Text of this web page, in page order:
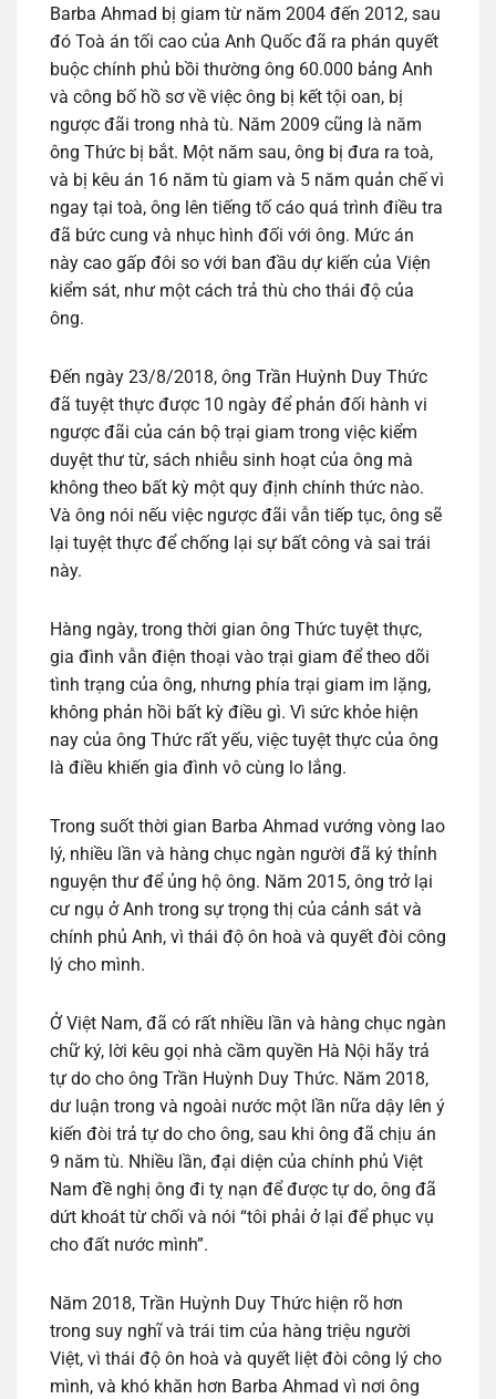
Barba Ahmad bị giam từ năm 2004 đến 2012, sau
đó Toà án tối cao của Anh Quốc đã ra phán quyết
buộc chính phủ bồi thường ông 60.000 bảng Anh
và công bố hồ sơ về việc ông bị kết tội oan, bị
ngược đãi trong nhà tù. Năm 2009 cũng là năm
ông Thức bị bắt. Một năm sau, ông bị đưa ra toà,
và bị kêu án 16 năm tù giam và 5 năm quản chế vì
ngay tại toà, ông lên tiếng tố cáo quá trình điều tra
đã bức cung và nhục hình đối với ông. Mức án
này cao gấp đôi so với ban đầu dự kiến của Viện
kiểm sát, như một cách trả thù cho thái độ của
ông.
Đến ngày 23/8/2018, ông Trần Huỳnh Duy Thức
đã tuyệt thực được 10 ngày để phản đối hành vi
ngược đãi của cán bộ trại giam trong việc kiểm
duyệt thư từ, sách nhiễu sinh hoạt của ông mà
không theo bất kỳ một quy định chính thức nào.
Và ông nói nếu việc ngược đãi vẫn tiếp tục, ông sẽ
lại tuyệt thực để chống lại sự bất công và sai trái
này.
Hàng ngày, trong thời gian ông Thức tuyệt thực,
gia đình vẫn điện thoại vào trại giam để theo dõi
tình trạng của ông, nhưng phía trại giam im lặng,
không phản hồi bất kỳ điều gì. Vì sức khỏe hiện
nay của ông Thức rất yếu, việc tuyệt thực của ông
là điều khiến gia đình vô cùng lo lắng.
Trong suốt thời gian Barba Ahmad vướng vòng lao
lý, nhiều lần và hàng chục ngàn người đã ký thỉnh
nguyện thư để ủng hộ ông. Năm 2015, ông trở lại
cư ngụ ở Anh trong sự trọng thị của cảnh sát và
chính phủ Anh, vì thái độ ôn hoà và quyết đòi công
lý cho mình.
Ở Việt Nam, đã có rất nhiều lần và hàng chục ngàn
chữ ký, lời kêu gọi nhà cầm quyền Hà Nội hãy trả
tự do cho ông Trần Huỳnh Duy Thức. Năm 2018,
dư luận trong và ngoài nước một lần nữa dậy lên ý
kiến đòi trả tự do cho ông, sau khi ông đã chịu án
9 năm tù. Nhiều lần, đại diện của chính phủ Việt
Nam đề nghị ông đi tỵ nạn để được tự do, ông đã
dứt khoát từ chối và nói “tôi phải ở lại để phục vụ
cho đất nước mình”.
Năm 2018, Trần Huỳnh Duy Thức hiện rõ hơn
trong suy nghĩ và trái tim của hàng triệu người
Việt, vì thái độ ôn hoà và quyết liệt đòi công lý cho
mình, và khó khăn hơn Barba Ahmad vì nơi ông